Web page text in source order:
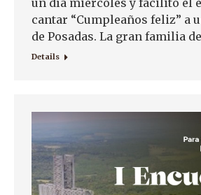
cantar “Cumpleaños feliz” a
de Posadas. La gran familia
Details